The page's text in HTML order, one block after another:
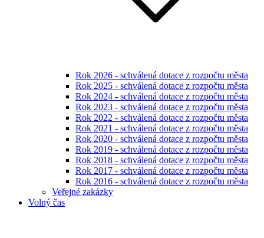
Rok 2026 - schválená dotace z rozpočtu města
Rok 2025 - schválená dotace z rozpočtu města
Rok 2024 - schválená dotace z rozpočtu města
Rok 2023 - schválená dotace z rozpočtu města
Rok 2022 - schválená dotace z rozpočtu města
Rok 2021 - schválená dotace z rozpočtu města
Rok 2020 - schválená dotace z rozpočtu města
Rok 2019 - schválená dotace z rozpočtu města
Rok 2018 - schválená dotace z rozpočtu města
Rok 2017 - schválená dotace z rozpočtu města
Rok 2016 - schválená dotace z rozpočtu města
Veřejné zakázky
Volný čas